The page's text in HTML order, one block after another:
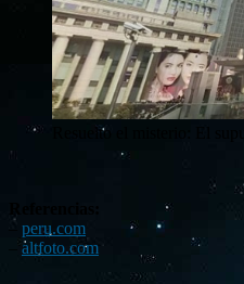
Resuelto el misterio: El
– peru.com
altfoto.com